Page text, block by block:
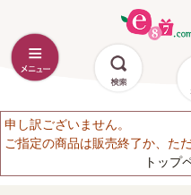
申し訳ございません。
ご指定の商品は販売終了か、た
トップ